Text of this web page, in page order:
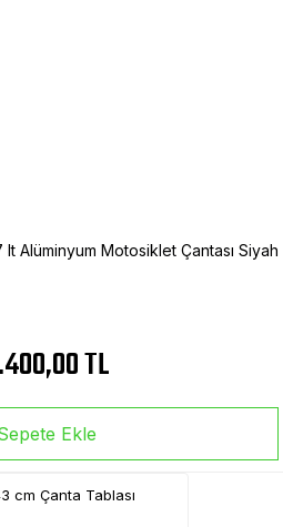
Alüminyum Motosiklet Çantası Siyah
TL
Ekle